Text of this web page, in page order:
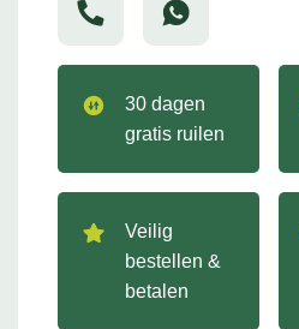
30 dagen
gratis ruilen
Veilig
bestellen &
betalen